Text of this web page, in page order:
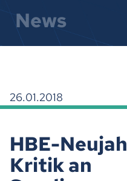
News
26.01.2018
HBE-
Kritik an